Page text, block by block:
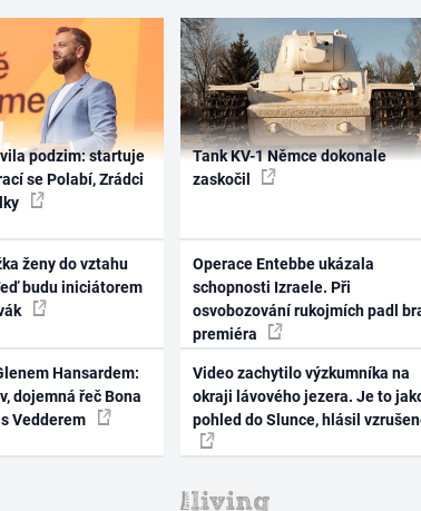
podzim: startuje
se Polabí, Zrádci
ženy do vztahu
budu iniciátorem
Hansardem:
dojemná řeč Bona
Vedderem
Tank KV-1 Němce dokonale
zaskočil
Operace Entebbe ukázala
schopnosti Izraele. Při
osvobozování rukojmích padl
premiéra
Video zachytilo výzkumníka na
okraji lávového jezera. Je to
pohled do Slunce, hlásil